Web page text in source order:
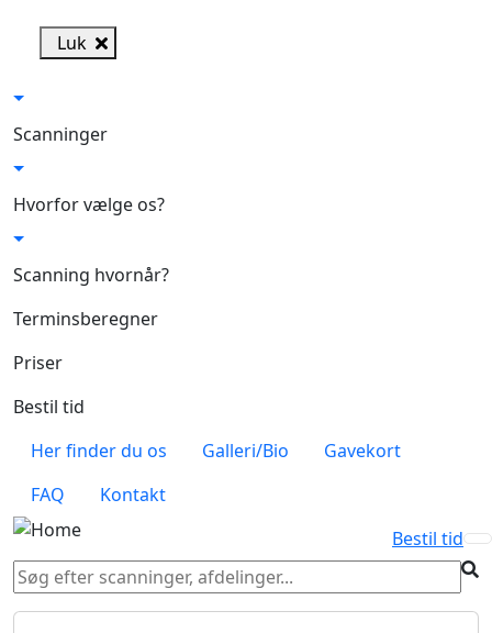
Luk
Scanninger
Hvorfor vælge os?
Scanning hvornår?
Terminsberegner
Priser
Bestil tid
Her finder du os
Galleri/Bio
Gavekort
FAQ
Kontakt
Bestil tid